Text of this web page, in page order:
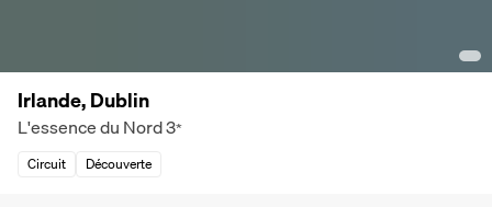
Irlande, Dublin
L'essence du Nord3*
Circuit Découverte